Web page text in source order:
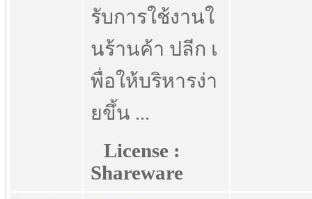
รับการใช้งานใ
นร้านค้า ปลีก เ
พื่อให้บริหารง่า
ยขึ้น ...
License :
Shareware